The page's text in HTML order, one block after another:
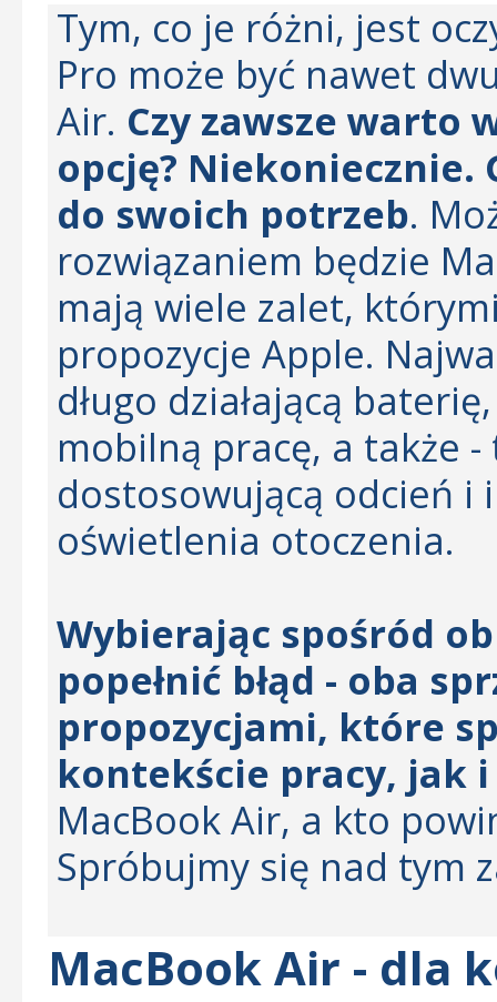
Tym, co je różni, jest
Pro może być nawet
Air. Czy zawsze warto
opcję?
do swoich potrzeb.
rozwiązaniem będzie
mają wiele zalet,
propozycje Apple.
długo działającą
mobilną pracę, a także
dostosowującą odcień i
oświetlenia otoczenia.
Wybierając spośród
popełnić błąd - oba
propozycjami, które
kontekście pracy, jak
MacBook Air, a kto
Spróbujmy się nad tym
MacBook Air - dla